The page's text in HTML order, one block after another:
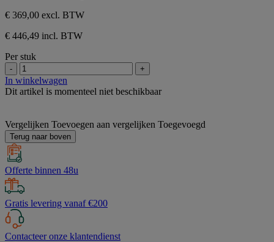
€ 369,00 excl. BTW
€ 446,49 incl. BTW
Per stuk
- +
In winkelwagen
Dit artikel is momenteel niet beschikbaar
Vergelijken Toevoegen aan vergelijken Toegevoegd
Terug naar boven
Offerte binnen 48u
Gratis levering vanaf €200
Contacteer onze klantendienst